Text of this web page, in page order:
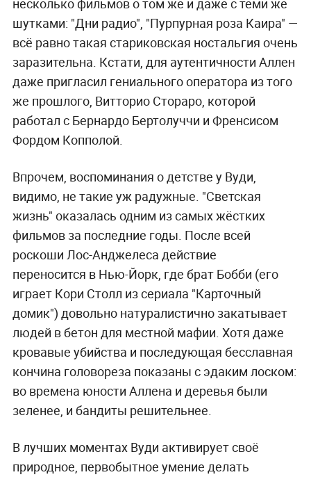
несколько фильмов о том же и даже с теми же
шутками: "Дни радио", "Пурпурная роза Каира" —
всё равно такая стариковская ностальгия очень
заразительна. Кстати, для аутентичности Аллен
даже пригласил гениального оператора из того
же прошлого, Витторио Стораро, которой
работал с Бернардо Бертолуччи и Френсисом
Фордом Копполой.
Впрочем, воспоминания о детстве у Вуди,
видимо, не такие уж радужные. "Светская
жизнь" оказалась одним из самых жёстких
фильмов за последние годы. После всей
роскоши Лос-Анджелеса действие
переносится в Нью-Йорк, где брат Бобби (его
играет Кори Столл из сериала "Карточный
домик") довольно натуралистично закатывает
людей в бетон для местной мафии. Хотя даже
кровавые убийства и последующая бесславная
кончина головореза показаны с эдаким лоском:
во времена юности Аллена и деревья были
зеленее, и бандиты решительнее.
В лучших моментах Вуди активирует своё
природное, первобытное умение делать